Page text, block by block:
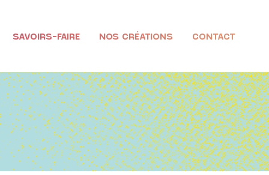
SAVOIRS-FAIRE NOS CRÉATIONS CONTACT